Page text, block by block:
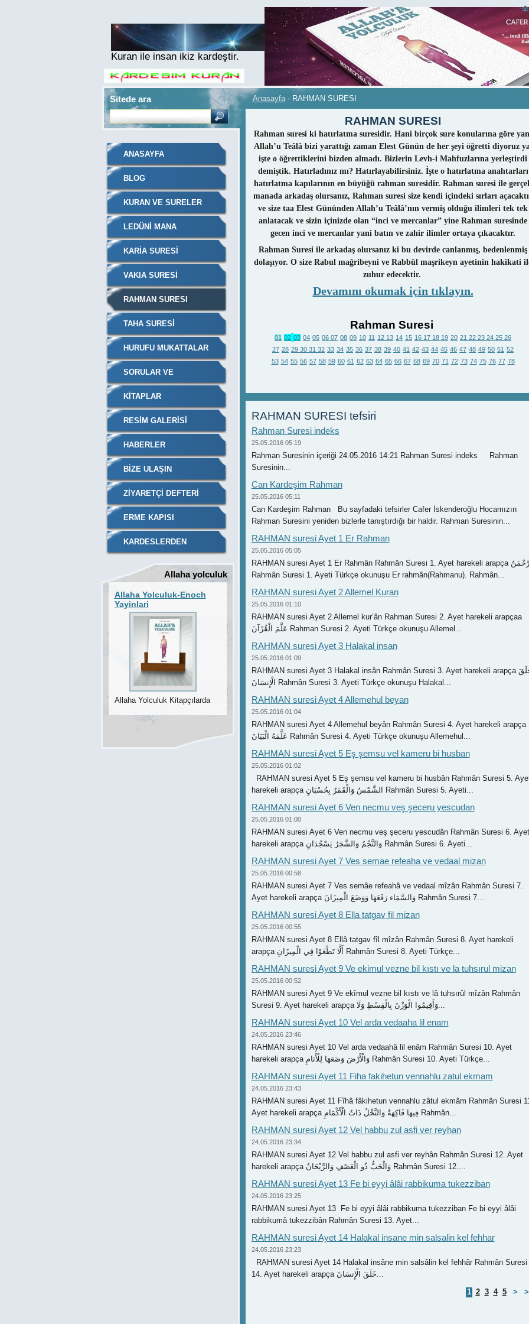
Kuran ile insan ikiz kardeştir.
Anasayfa - RAHMAN SURESI
RAHMAN SURESI
Rahman suresi ki hatırlatma suresidir. Hani birçok sure konularına göre
Allah’u Teâlâ bizi yarattığı zaman Elest Günün de her şeyi öğretti diyoruz
işte o öğrettiklerini bizden almadı. Bizlerin Levh-i Mahfuzlarına yerleştirdi
demiştik. Hatırladınız mı? Hatırlayabilirsiniz. İşte o hatırlatma anahtarları
hatırlatma kapılarının en büyüğü rahman suresidir. Rahman suresi ile
manada arkadaş olursanız, Rahman suresi size kendi içindeki sırları
ve size taa Elest Gününden Allah’u Teâlâ’nın vermiş olduğu ilimleri tek tek
anlatacak ve sizin içinizde olan “inci ve mercanlar” yine Rahman suresinde
gecen inci ve mercanlar yani batın ve zahir ilimler ortaya çıkacaktır.
Rahman Suresi ile arkadaş olursanız ki bu devirde canlanmış, bedenlenmiş
dolaşıyor. O size Rabul mağribeyni ve Rabbül maşrikeyn ayetinin hakikati
zuhur edecektir.
Devamını okumak için tıklayın.
Rahman Suresi
01 02 03 04 05 06 07 08 09 10 11 12 13 14 15 16 17 18 19 20 21 22 23 24 25 26
27 28 29 30 31 32 33 34 35 36 37 38 39 40 41 42 43 44 45 46 47 48 49 50 51 52
53 54 55 56 57 58 59 60 61 62 63 64 65 66 67 68 69 70 71 72 73 74 75 76 77 78
RAHMAN SURESI tefsiri
Rahman Suresi indeks
25.05.2016 05:19
Rahman Suresinin içeriği 24.05.2016 14:21 Rahman Suresi indeks Rahman
Suresinin...
Can Kardeşim Rahman
25.05.2016 05:11
Can Kardeşim Rahman Bu sayfadaki tefsirler Cafer İskenderoğlu Hocamızın
Rahman Suresini yeniden bizlerle tanıştırdığı bir haldir. Rahman Suresinin...
RAHMAN suresi Ayet 1 Er Rahman
25.05.2016 05:05
RAHMAN suresi Ayet 1 Er Rahmân Rahmân Suresi 1. Ayet harekeli arapça الرَّحْمَنُ
Rahmân Suresi 1. Ayeti Türkçe okunuşu Er rahmân(Rahmanu). Rahmân...
RAHMAN suresi Ayet 2 Allemel Kuran
25.05.2016 01:10
RAHMAN suresi Ayet 2 Allemel kur’ân Rahman Suresi 2. Ayet harekeli arapçaa
عَلَّمَ الْقُرْآنَ Rahman Suresi 2. Ayeti Türkçe okunuşu Allemel...
RAHMAN suresi Ayet 3 Halakal insan
25.05.2016 01:09
RAHMAN suresi Ayet 3 Halakal insân Rahmân Suresi 3. Ayet harekeli arapça خَلَقَ
الْإِنسَانَ Rahmân Suresi 3. Ayeti Türkçe okunuşu Halakal...
RAHMAN suresi Ayet 4 Allemehul beyan
25.05.2016 01:04
RAHMAN suresi Ayet 4 Allemehul beyân Rahmân Suresi 4. Ayet harekeli arapça
عَلَّمَهُ الْبَيَانَ Rahmân Suresi 4. Ayeti Türkçe okunuşu Allemehul...
RAHMAN suresi Ayet 5 Eş şemsu vel kameru bi husban
25.05.2016 01:02
RAHMAN suresi Ayet 5 Eş şemsu vel kameru bi husbân Rahmân Suresi 5.
harekeli arapça الشَّمْسُ وَالْقَمَرُ بِحُسْبَانٍ Rahmân Suresi 5. Ayeti...
RAHMAN suresi Ayet 6 Ven necmu veş şeceru yescudan
25.05.2016 01:00
RAHMAN suresi Ayet 6 Ven necmu veş şeceru yescudân Rahmân Suresi 6. Ayet
harekeli arapça وَالنَّجْمُ وَالشَّجَرُ يَسْجُدَانِ Rahmân Suresi 6. Ayeti...
RAHMAN suresi Ayet 7 Ves semae refeaha ve vedaal mizan
25.05.2016 00:58
RAHMAN suresi Ayet 7 Ves semâe refeahâ ve vedaal mîzân Rahmân Suresi 7.
Ayet harekeli arapça وَالسَّمَاء رَفَعَهَا وَوَضَعَ الْمِيزَانَ Rahmân Suresi 7....
RAHMAN suresi Ayet 8 Ella tatgav fil mizan
25.05.2016 00:55
RAHMAN suresi Ayet 8 Ellâ tatgav fîl mîzân Rahmân Suresi 8. Ayet harekeli
arapça أَلَّا تَطْغَوْا فِي الْمِيزَانِ Rahmân Suresi 8. Ayeti Türkçe...
RAHMAN suresi Ayet 9 Ve ekimul vezne bil kıstı ve la tuhsırul mizan
25.05.2016 00:52
RAHMAN suresi Ayet 9 Ve ekîmul vezne bil kıstı ve lâ tuhsırûl mîzân Rahmân
Suresi 9. Ayet harekeli arapça وَأَقِيمُوا الْوَزْنَ بِالْقِسْطِ وَلَا...
RAHMAN suresi Ayet 10 Vel arda vedaaha lil enam
24.05.2016 23:46
RAHMAN suresi Ayet 10 Vel arda vedaahâ lil enâm Rahmân Suresi 10. Ayet
harekeli arapça وَالْأَرْضَ وَضَعَهَا لِلْأَنَامِ Rahmân Suresi 10. Ayeti Türkçe...
RAHMAN suresi Ayet 11 Fiha fakihetun vennahlu zatul ekmam
24.05.2016 23:43
RAHMAN suresi Ayet 11 Fîhâ fâkihetun vennahlu zâtul ekmâm Rahmân Suresi
Ayet harekeli arapça فِيهَا فَاكِهَةٌ وَالنَّخْلُ ذَاتُ الْأَكْمَامِ Rahmân...
RAHMAN suresi Ayet 12 Vel habbu zul asfi ver reyhan
24.05.2016 23:34
RAHMAN suresi Ayet 12 Vel habbu zul asfi ver reyhân Rahmân Suresi 12. Ayet
harekeli arapça وَالْحَبُّ ذُو الْعَصْفِ وَالرَّيْحَانُ Rahmân Suresi 12....
RAHMAN suresi Ayet 13 Fe bi eyyi âlâi rabbikuma tukezziban
24.05.2016 23:25
RAHMAN suresi Ayet 13 Fe bi eyyi âlâi rabbikuma tukezziban Fe bi eyyi âlâi
rabbikumâ tukezzibân Rahmân Suresi 13. Ayet...
RAHMAN suresi Ayet 14 Halakal insane min salsalin kel fehhar
24.05.2016 23:23
RAHMAN suresi Ayet 14 Halakal insâne min salsâlin kel fehhâr Rahmân Suresi
14. Ayet harekeli arapça خَلَقَ الْإِنسَانَ...
1 2 3 4 5 >
ANASAYFA
BLOG
KURAN VE SURELER
LEDÜNI MANA
KARIA SURESI
VAKIA SURESİ
RAHMAN SURESI
TAHA SURESI
HURUFU MUKATTALAR
SORULAR VE
CEVAPLARI
KITAPLAR
RESIM GALERISI
HABERLER
BIZE ULAŞIN
ZIYARETÇI DEFTERI
ERME KAPISI
KARDESLERDEN
SİİRLER
Allaha yolculuk
Allaha Yolculuk-Enoch
Yayinlari
Allaha Yolculuk Kitapçılarda
Sitede ara